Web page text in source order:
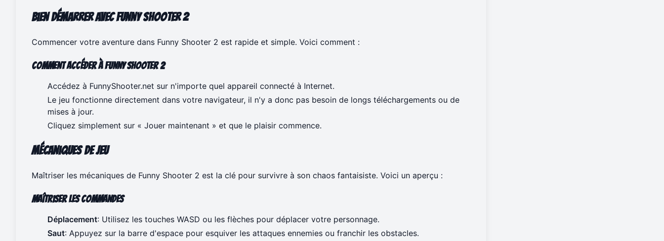
Bien démarrer avec Funny Shooter 2
Commencer votre aventure dans Funny Shooter 2 est rapide et simple. Voici comment :
Comment accéder à Funny Shooter 2
Accédez à FunnyShooter.net sur n'importe quel appareil connecté à Internet.
Le jeu fonctionne directement dans votre navigateur, il n'y a donc pas besoin de longs téléchargements ou de
mises à jour.
Cliquez simplement sur « Jouer maintenant » et que le plaisir commence.
Mécaniques de jeu
Maîtriser les mécaniques de Funny Shooter 2 est la clé pour survivre à son chaos fantaisiste. Voici un aperçu :
Maîtriser les commandes
Déplacement: Utilisez les touches WASD ou les flèches pour déplacer votre personnage.
Saut: Appuyez sur la barre d'espace pour esquiver les attaques ennemies ou franchir les obstacles.